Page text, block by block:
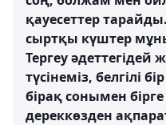
қауесеттер
сыртқы күштер
Тергеу әдеттегідей
түсінеміз, белгілі
бірақ сонымен
дереккөзден